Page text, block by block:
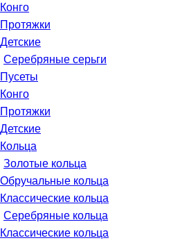
Конго
Протяжки
Детские
Серебряные серьги
Пусеты
Конго
Протяжки
Детские
Кольца
Золотые кольца
Обручальные кольца
Классические кольца
Серебряные кольца
Классические кольца